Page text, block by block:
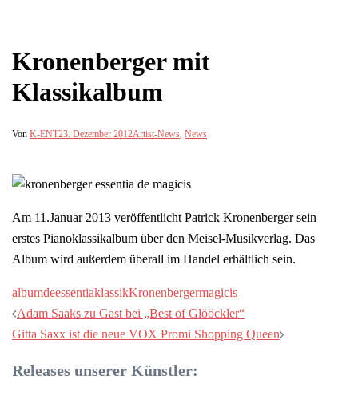
Kronenberger mit
Klassikalbum
Von K-ENT23. Dezember 2012Artist-News, News
Am 11.Januar 2013 veröffentlicht Patrick Kronenberger sein
erstes Pianoklassikalbum über den Meisel-Musikverlag. Das
Album wird außerdem überall im Handel erhältlich sein.
albumdeessentiaklassikKronenbergermagicis
Beitragsnavigation
Adam Saaks zu Gast bei „Best of Glööckler“
Gitta Saxx ist die neue VOX Promi Shopping Queen
Releases unserer Künstler: